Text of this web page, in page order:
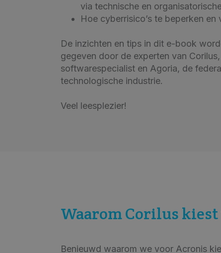
via technische en
Hoe cyberrisico’s te beperken en
De inzichten en tips in dit e-book
gegeven door de experten van
softwarespecialist en Agoria, de
technologische industrie.
Veel leesplezier!
Waarom Corilus
Benieuwd waarom we voor Acronis